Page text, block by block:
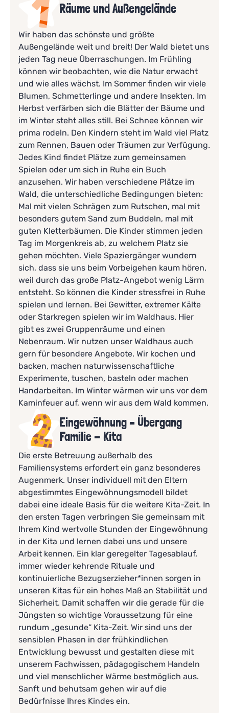
Räume und Außengelände
Wir haben das schönste und größte
Außengelände weit und breit! Der Wald bietet uns
jeden Tag neue Überraschungen. Im Frühling
können wir beobachten, wie die Natur erwacht
und wie alles wächst. Im Sommer finden wir viele
Blumen, Schmetterlinge und andere Insekten. Im
Herbst verfärben sich die Blätter der Bäume und
im Winter steht alles still. Bei Schnee können wir
prima rodeln. Den Kindern steht im Wald viel Platz
zum Rennen, Bauen oder Träumen zur Verfügung.
Jedes Kind findet Plätze zum gemeinsamen
Spielen oder um sich in Ruhe ein Buch
anzusehen. Wir haben verschiedene Plätze im
Wald, die unterschiedliche Bedingungen bieten:
Mal mit vielen Schrägen zum Rutschen, mal mit
besonders gutem Sand zum Buddeln, mal mit
guten Kletterbäumen. Die Kinder stimmen jeden
Tag im Morgenkreis ab, zu welchem Platz sie
gehen möchten. Viele Spaziergänger wundern
sich, dass sie uns beim Vorbeigehen kaum hören,
weil durch das große Platz-Angebot wenig Lärm
entsteht. So können die Kinder stressfrei in Ruhe
spielen und lernen. Bei Gewitter, extremer Kälte
oder Starkregen spielen wir im Waldhaus. Hier
gibt es zwei Gruppenräume und einen
Nebenraum. Wir nutzen unser Waldhaus auch
gern für besondere Angebote. Wir kochen und
backen, machen naturwissenschaftliche
Experimente, tuschen, basteln oder machen
Handarbeiten. Im Winter wärmen wir uns vor dem
Kaminfeuer auf, wenn wir aus dem Wald kommen.
Eingewöhnung – Übergang
Familie - Kita
Die erste Betreuung außerhalb des
Familiensystems erfordert ein ganz besonderes
Augenmerk. Unser individuell mit den Eltern
abgestimmtes Eingewöhnungsmodell bildet
dabei eine ideale Basis für die weitere Kita-Zeit. In
den ersten Tagen verbringen Sie gemeinsam mit
Ihrem Kind wertvolle Stunden der Eingewöhnung
in der Kita und lernen dabei uns und unsere
Arbeit kennen. Ein klar geregelter Tagesablauf,
immer wieder kehrende Rituale und
kontinuierliche Bezugserzieher*innen sorgen in
unseren Kitas für ein hohes Maß an Stabilität und
Sicherheit. Damit schaffen wir die gerade für die
Jüngsten so wichtige Voraussetzung für eine
rundum „gesunde“ Kita-Zeit. Wir sind uns der
sensiblen Phasen in der frühkindlichen
Entwicklung bewusst und gestalten diese mit
unserem Fachwissen, pädagogischem Handeln
und viel menschlicher Wärme bestmöglich aus.
Sanft und behutsam gehen wir auf die
Bedürfnisse Ihres Kindes ein.